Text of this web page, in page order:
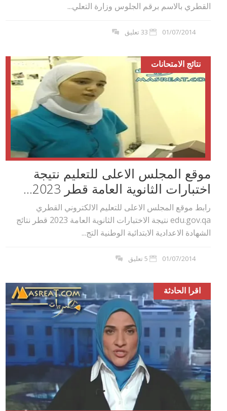
القطري بالاسم برقم الجلوس وزارة التعلي...
01/07/2014 33 تعليق
نتائج الامتحانات
موقع المجلس الاعلى للتعليم نتيجة
اختبارات الثانوية العامة قطر 2023...
رابط موقع المجلس الاعلى للتعليم الالكتروني القطري
edu.gov.qa نتيجة الاختبارات الثانوية العامة 2023 قطر نتائج
الشهادة الاعدادية الابتدائية الوطنية التج...
01/07/2014 5 تعليق
اقرا الحادثة